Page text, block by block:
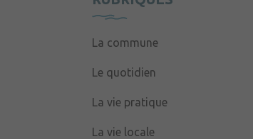
La commune
Le quotidien
La vie pratique
La vie locale